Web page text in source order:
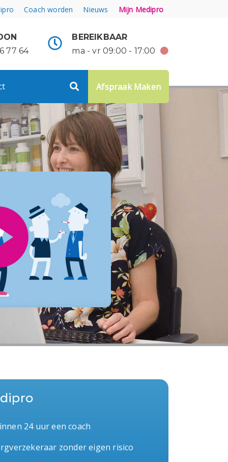
Coach worden Nieuws Mijn Medipro
77 64
BEREIKBAAR
ma - vr 09:00 - 17:00
Afspraak Maken
24 uur een coach
zonder eigen risico